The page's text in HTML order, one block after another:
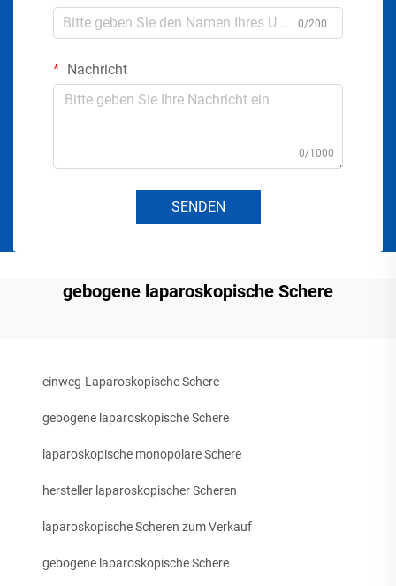
0/200
Nachricht
0/1000
SENDEN
gebogene laparoskopische Schere
einweg-Laparoskopische Schere
gebogene laparoskopische Schere
laparoskopische monopolare Schere
hersteller laparoskopischer Scheren
laparoskopische Scheren zum Verkauf
gebogene laparoskopische Schere